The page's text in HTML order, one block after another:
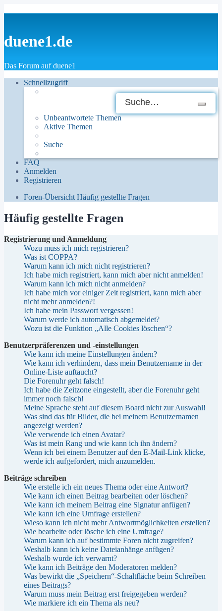
duene1.de
Das Forum auf duene1
Suche
Schnellzugriff
Unbeantwortete Themen
Aktive Themen
Suche
FAQ
Anmelden
Registrieren
Foren-Übersicht Häufig gestellte Fragen
Häufig gestellte Fragen
Registrierung und Anmeldung
Wozu muss ich mich registrieren?
Was ist COPPA?
Warum kann ich mich nicht registrieren?
Ich habe mich registriert, kann mich aber nicht anmelden!
Warum kann ich mich nicht anmelden?
Ich habe mich vor einiger Zeit registriert, kann mich aber
nicht mehr anmelden?!
Ich habe mein Passwort vergessen!
Warum werde ich automatisch abgemeldet?
Wozu ist die Funktion „Alle Cookies löschen“?
Benutzerpräferenzen und -einstellungen
Wie kann ich meine Einstellungen ändern?
Wie kann ich verhindern, dass mein Benutzername in der
Online-Liste auftaucht?
Die Forenuhr geht falsch!
Ich habe die Zeitzone eingestellt, aber die Forenuhr geht
immer noch falsch!
Meine Sprache steht auf diesem Board nicht zur Auswahl!
Was sind das für Bilder, die bei meinem Benutzernamen
angezeigt werden?
Wie verwende ich einen Avatar?
Was ist mein Rang und wie kann ich ihn ändern?
Wenn ich bei einem Benutzer auf den E-Mail-Link klicke,
werde ich aufgefordert, mich anzumelden.
Beiträge schreiben
Wie erstelle ich ein neues Thema oder eine Antwort?
Wie kann ich einen Beitrag bearbeiten oder löschen?
Wie kann ich meinem Beitrag eine Signatur anfügen?
Wie kann ich eine Umfrage erstellen?
Wieso kann ich nicht mehr Antwortmöglichkeiten erstellen?
Wie bearbeite oder lösche ich eine Umfrage?
Warum kann ich auf bestimmte Foren nicht zugreifen?
Weshalb kann ich keine Dateianhänge anfügen?
Weshalb wurde ich verwarnt?
Wie kann ich Beiträge den Moderatoren melden?
Was bewirkt die „Speichern“-Schaltfläche beim Schreiben
eines Beitrags?
Warum muss mein Beitrag erst freigegeben werden?
Wie markiere ich ein Thema als neu?